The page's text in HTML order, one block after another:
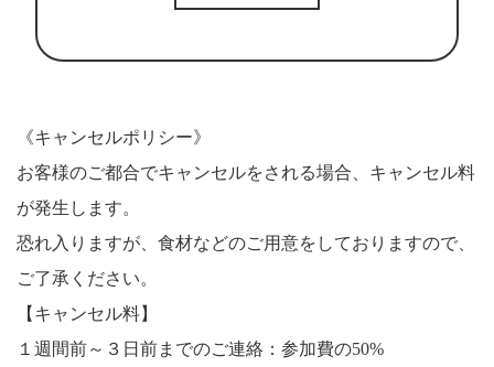
《キャンセルポリシー》
お客様のご都合でキャンセルをされる場合、キャンセル料
が発生します。
恐れ入りますが、食材などのご用意をしておりますので、
ご了承ください。
【キャンセル料】
１週間前～３日前までのご連絡：参加費の50%